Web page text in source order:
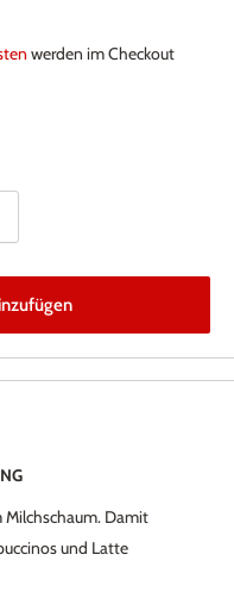
werden im Checkout
Damit
und Latte